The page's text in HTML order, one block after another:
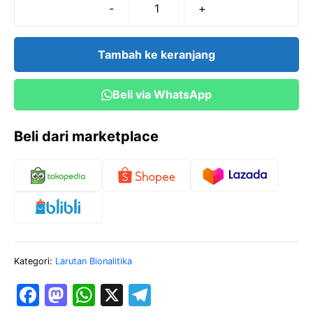
-
Kuantitas
5%
+
Tambah ke keranjang
Beli via WhatsApp
Beli dari marketplace
Kategori: Larutan Bionalitika
F
M W X